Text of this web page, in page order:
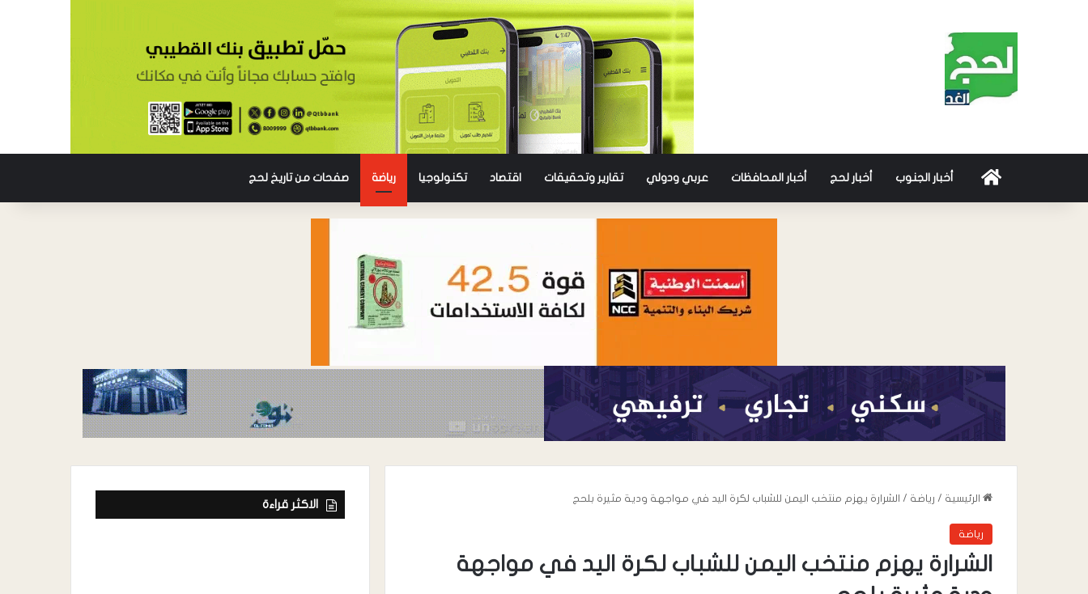
أخبار الجنوب أخبار لحج أخبار المحافظات عربي ودولي تقارير وتحقيقات اقتصاد تكنولوجيا رياضة صفحات من تاريخ لحج
الرئيسية / رياضة / الشرارة يهزم منتخب اليمن للشباب لكرة اليد في مواجهة ودية مثيرة بلحج
رياضة
الشرارة يهزم منتخب اليمن للشباب لكرة اليد في مواجهة
الاكثر قراءة